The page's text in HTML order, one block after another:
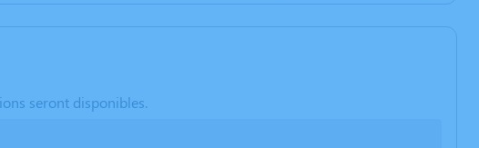
seront disponibles.